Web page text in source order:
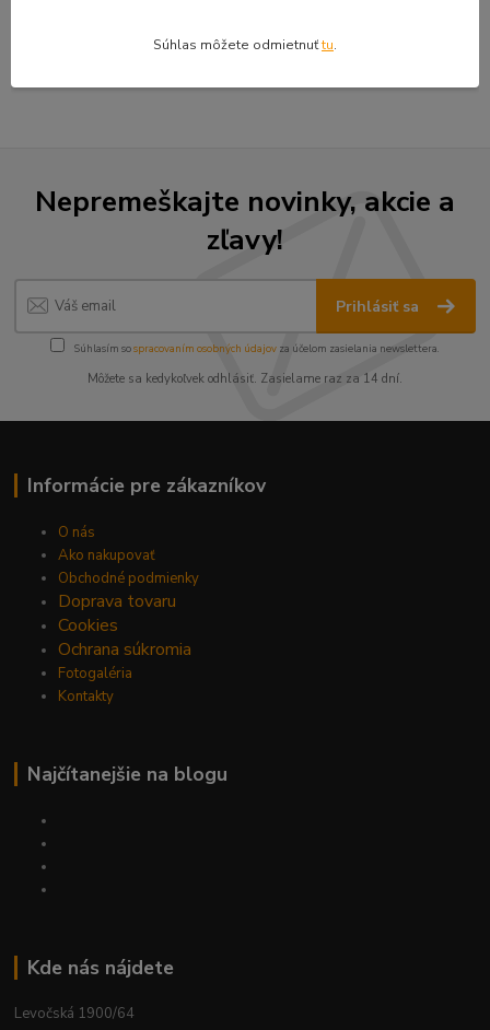
Nepremeškajte novinky, akcie a
zľavy!
Prihlásiť sa
Súhlasím sospracovaním osobných údajov za účelom zasielania newslettera.
Môžete sa kedykoľvek odhlásiť. Zasielame raz za 14 dní.
Informácie pre zákazníkov
O nás
Ako nakupovať
Obchodné podmienky
Doprava tovaru
Cookies
Ochrana súkromia
Fotogaléria
Kontakty
Najčítanejšie na blogu
Kde nás nájdete
Levočská 1900/64
Súhlas môžete odmietnuťtu.